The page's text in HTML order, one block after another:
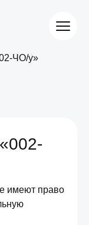
ЧО/у»
имеют право